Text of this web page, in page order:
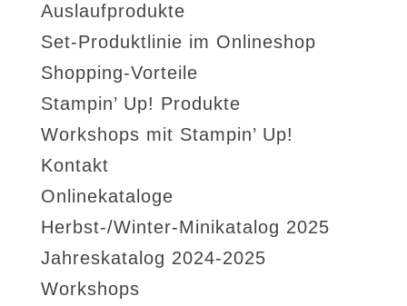
Auslaufprodukte
Set-Produktlinie im Onlineshop
Shopping-Vorteile
Stampin’ Up! Produkte
Workshops mit Stampin’ Up!
Kontakt
Onlinekataloge
Herbst-/Winter-Minikatalog 2025
Jahreskatalog 2024-2025
Workshops